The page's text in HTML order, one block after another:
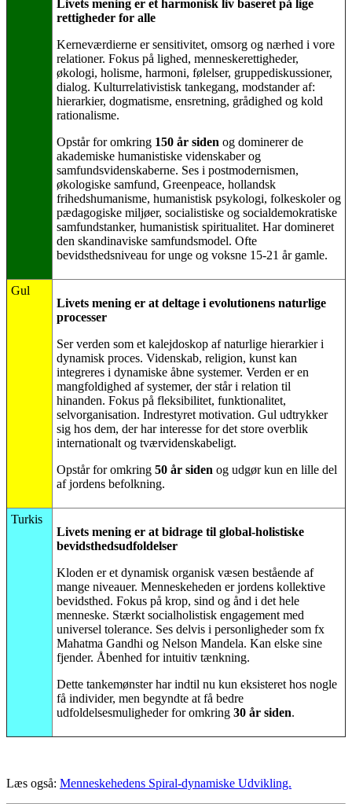
Livets mening er et harmonisk liv baseret på lige
rettigheder for alle
Kerneværdierne er sensitivitet, omsorg og nærhed i vore
relationer. Fokus på lighed, menneskerettigheder,
økologi, holisme, harmoni, følelser, gruppediskussioner,
dialog. Kulturrelativistisk tankegang, modstander af:
hierarkier, dogmatisme, ensretning, grådighed og kold
rationalisme.
Opstår for omkring 150 år siden og dominerer de
akademiske humanistiske videnskaber og
samfundsvidenskaberne. Ses i postmodernismen,
økologiske samfund, Greenpeace, hollandsk
frihedshumanisme, humanistisk psykologi, folkeskoler og
pædagogiske miljøer, socialistiske og socialdemokratiske
samfundstanker, humanistisk spiritualitet. Har domineret
den skandinaviske samfundsmodel. Ofte
bevidsthedsniveau for unge og voksne 15-21 år gamle.
Gul
Livets mening er at deltage i evolutionens naturlige
processer
Ser verden som et kalejdoskop af naturlige hierarkier i
dynamisk proces. Videnskab, religion, kunst kan
integreres i dynamiske åbne systemer. Verden er en
mangfoldighed af systemer, der står i relation til
hinanden. Fokus på fleksibilitet, funktionalitet,
selvorganisation. Indrestyret motivation. Gul udtrykker
sig hos dem, der har interesse for det store overblik
internationalt og tværvidenskabeligt.
Opstår for omkring 50 år siden og udgør kun en lille del
af jordens befolkning.
Turkis
Livets mening er at bidrage til global-holistiske
bevidsthedsudfoldelser
Kloden er et dynamisk organisk væsen bestående af
mange niveauer. Menneskeheden er jordens kollektive
bevidsthed. Fokus på krop, sind og ånd i det hele
menneske. Stærkt socialholistisk engagement med
universel tolerance. Ses delvis i personligheder som fx
Mahatma Gandhi og Nelson Mandela. Kan elske sine
fjender. Åbenhed for intuitiv tænkning.
Dette tankemønster har indtil nu kun eksisteret hos nogle
få individer, men begyndte at få bedre
udfoldelsesmuligheder for omkring 30 år siden.
Læs også: Menneskehedens Spiral-dynamiske Udvikling.